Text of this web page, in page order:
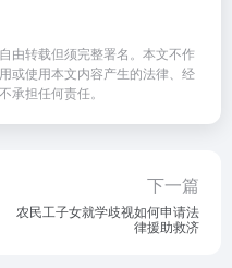
由转载但须完整署名。本文不作
或使用本文内容产生的法律、经
承担任何责任。
下一篇
农民工子女就学歧视如何申请法
律援助救济